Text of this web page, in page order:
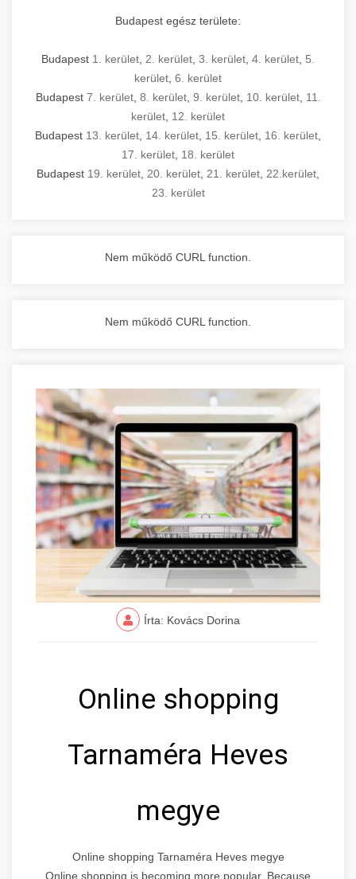
Budapest egész területe:
Budapest 1. kerület 2. kerület 3. kerület 4. kerület 5.
kerület 6. kerület
Budapest 7. kerület, 8. kerület, 9. kerület, 10. kerület, 11.
kerület 12. kerület
Budapest 13. kerület 14. kerület 15. kerület 16. kerület
17. kerület 18. kerület
Budapest 19. kerület 20. kerület 21. kerület 22.kerület
23. kerület
Nem működő CURL function.
Nem működő CURL function.
Írta: Kovács Dorina
Online shopping
Tarnaméra Heves
megye
Online shopping Tarnaméra Heves megye
Online shopping is becoming more popular. Because